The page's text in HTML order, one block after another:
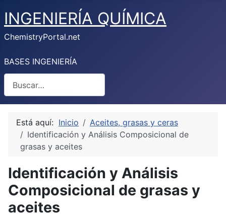
INGENIERÍA QUÍMICA
ChemistryPortal.net
BASES INGENIERÍA
Está aquí: Inicio
Aceites, grasas y ceras
Identificación y Análisis Composicional de
grasas y aceites
Identificación y Análisis
Composicional de grasas y
aceites